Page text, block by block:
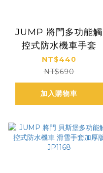
JUMP 將門多功能觸
控式防水機車手套
NT$440
NT$690
加入購物車